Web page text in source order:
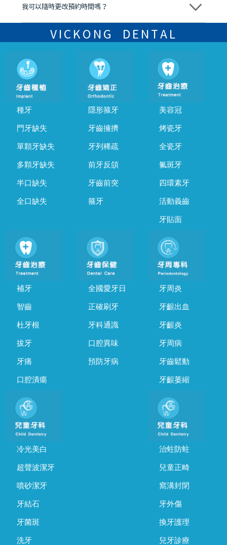
我可以隨時更改預約時間嗎？
可以，請盡早通過wechat或whatsapp聯絡我們，告知我們你原本預約
的時間及資料，並且重新預約的日期及時段
VICKONG DENTAL
種牙
門牙缺失
單顆牙缺失
多顆牙缺失
半口缺失
全口缺失
隱形箍牙
牙齒擁擠
牙列稀疏
前牙反頜
牙齒前突
箍牙
美容冠
烤瓷牙
全瓷牙
氟斑牙
四環素牙
活動義齒
牙貼面
補牙
智齒
杜牙根
拔牙
牙痛
口腔潰瘍
全國愛牙日
正確刷牙
牙科通識
口腔異味
預防牙病
牙周炎
牙齦出血
牙齦炎
牙周病
牙齒鬆動
牙齦萎縮
冷光美白
超聲波潔牙
噴砂潔牙
牙結石
牙菌斑
洗牙
治蛀防蛀
兒童正畸
窩溝封閉
牙外傷
換牙護理
兒牙診療